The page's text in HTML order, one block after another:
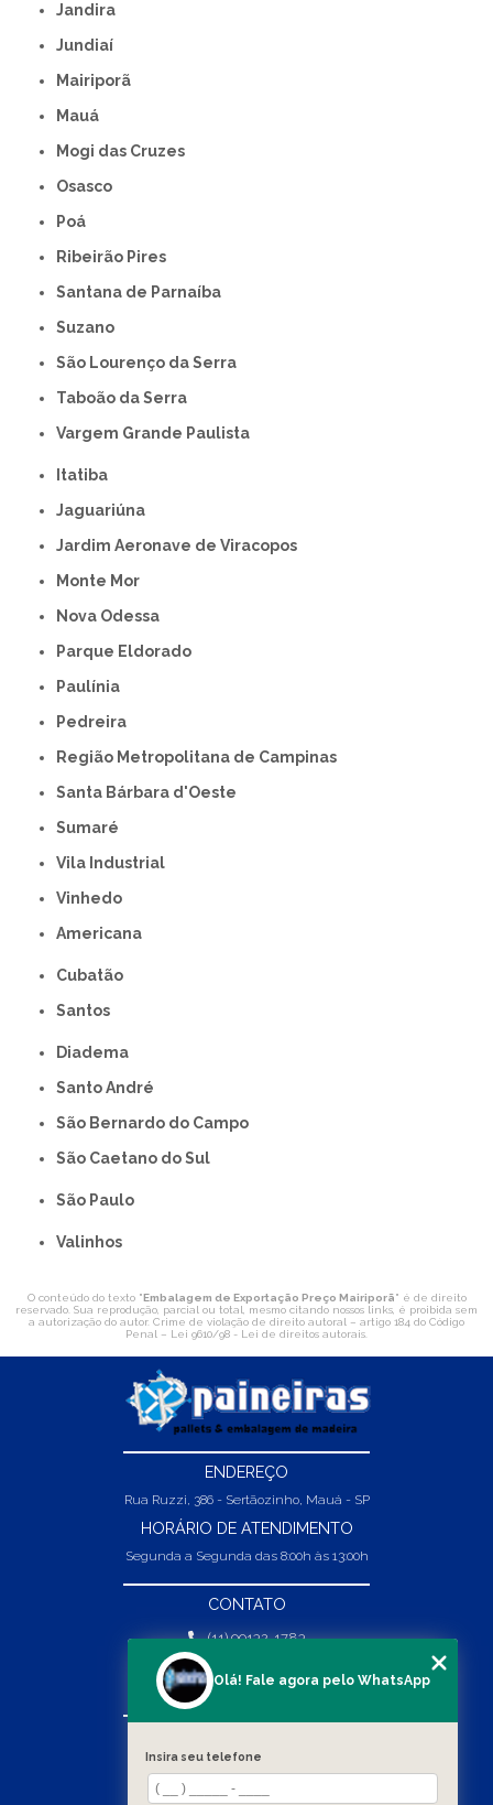
Jandira
Jundiaí
Mairiporã
Mauá
Mogi das Cruzes
Osasco
Poá
Ribeirão Pires
Santana de Parnaíba
Suzano
São Lourenço da Serra
Taboão da Serra
Vargem Grande Paulista
Itatiba
Jaguariúna
Jardim Aeronave de Viracopos
Monte Mor
Nova Odessa
Parque Eldorado
Paulínia
Pedreira
Região Metropolitana de Campinas
Santa Bárbara d'Oeste
Sumaré
Vila Industrial
Vinhedo
americana
Cubatão
Santos
Diadema
Santo André
São Bernardo do Campo
São Caetano do Sul
São Paulo
Valinhos
O conteúdo do texto " Embalagem de Exportação Preço Mairiporã" é de direito
reservado. Sua reprodução, parcial ou total, mesmo citando nossos links, é proibida sem
a autorização do autor. Crime de violação de direito autoral – artigo 184 do Código
Penal – Lei 9610/98 - Lei de direitos autorais.
ENDEREÇO
Rua Ruzzi, 386 - Sertãozinho, Mauá - SP
HORÁRIO DE ATENDIMENTO
Segunda a Segunda das 8:00h às 13:00h
CONTATO
(11) 99132-1783
(11) 99132-1783
vendas@abpaineiras.com.br
SOBRE NÓS
Olá! Fale agora pelo WhatsApp
Insira seu telefone